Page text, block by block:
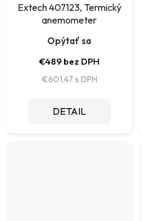
Extech 407123, Termický
anemometer
Opýtať sa
€489 bez DPH
€601,47
DETAIL